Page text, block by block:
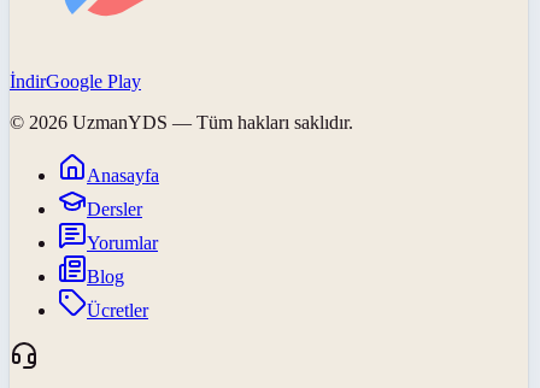
İndirGoogle Play
© 2026 UzmanYDS — Tüm hakları saklıdır.
Anasayfa
Dersler
Yorumlar
Blog
Ücretler